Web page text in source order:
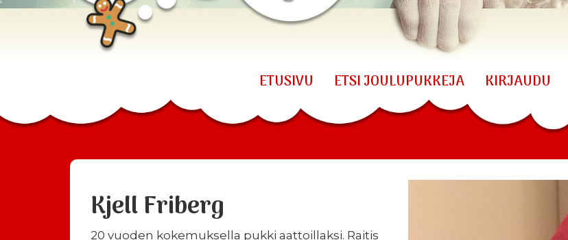
ETUSIVU ETSI JOULUPUKKEJA KIRJAUDU
Kjell Friberg
20 vuoden kokemuksella pukki aattoillaksi. Raitis